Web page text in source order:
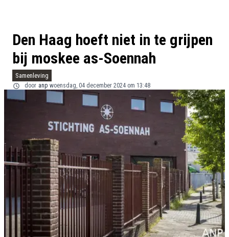
Den Haag hoeft niet in te grijpen
bij moskee as-Soennah
Samenleving
door anp woensdag, 04 december 2024 om 13:48